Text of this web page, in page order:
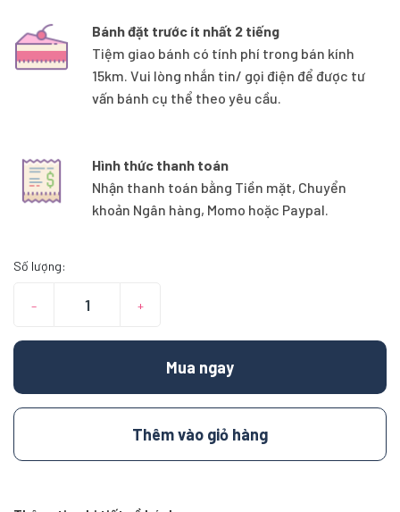
Bánh đặt trước ít nhất 2 tiếng
Tiệm giao bánh có tính phí trong bán kính
15km. Vui lòng nhắn tin/ gọi điện để được tư
vấn bánh cụ thể theo yêu cầu.
Hình thức thanh toán
Nhận thanh toán bằng Tiền mặt, Chuyển
khoản Ngân hàng, Momo hoặc Paypal.
Số lượng:
– +
Mua ngay
Thêm vào giỏ hàng